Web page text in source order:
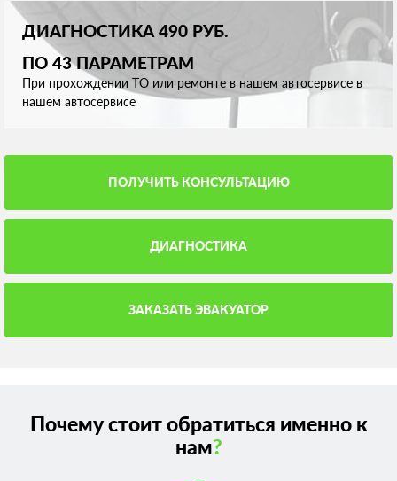
ДИАГНОСТИКА 490 РУБ.
ПО 43 ПАРАМЕТРАМ
При прохождении ТО или ремонте в нашем автосервисе в
нашем автосервисе
ПОЛУЧИТЬ КОНСУЛЬТАЦИЮ
ДИАГНОСТИКА
ЗАКАЗАТЬ ЭВАКУАТОР
Почему стоит обратиться именно к
нам?